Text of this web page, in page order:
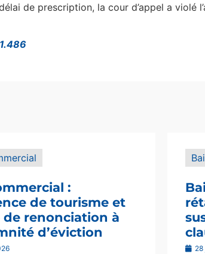
de prescription, la cour d’appel a violé
:
de tourisme et
de renonciation à
d’éviction